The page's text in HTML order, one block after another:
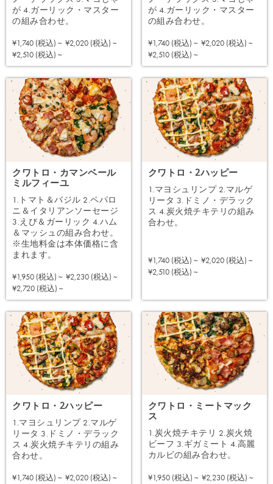
が 4.ガーリック・マスター
の組み合わせ。
¥1,740 (税込) ~ ¥2,020 (税込) ~
¥2,510 (税込) ~
が 4.ガーリック・マスター
の組み合わせ。
¥1,740 (税込) ~ ¥2,020 (税込) ~
¥2,510 (税込) ~
クワトロ・カマンベール
ミルフィーユ
1.トマト＆バジル 2.ペパロ
ニ＆イタリアンソーセージ
3.えび＆ガーリック 4.ハム
＆マッシュの組み合わせ。
※生地料金は本体価格に含
まれます。
¥1,950 (税込) ~ ¥2,230 (税込) ~
¥2,720 (税込) ~
クワトロ・2ハッピー
1.マヨシュリンプ 2.マルゲ
リータ 3.ドミノ・デラック
ス 4.炭火焼チキテリの組み
合わせ。
¥1,740 (税込) ~ ¥2,020 (税込) ~
¥2,510 (税込) ~
クワトロ・2ハッピー
1.マヨシュリンプ 2.マルゲ
リータ 3.ドミノ・デラック
ス 4.炭火焼チキテリの組み
合わせ。
¥1,740 (税込) ~ ¥2,020 (税込) ~
クワトロ・ミートマック
ス
1.炭火焼チキテリ 2.炭火焼
ビーフ 3.ギガミート 4.高麗
カルビの組み合わせ。
¥1,950 (税込) ~ ¥2,230 (税込) ~